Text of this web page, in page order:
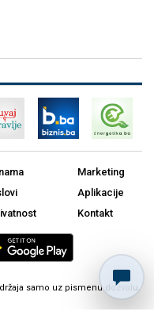
Marketing
Aplikacije
Kontakt
samo uz pismenu dozvolu.